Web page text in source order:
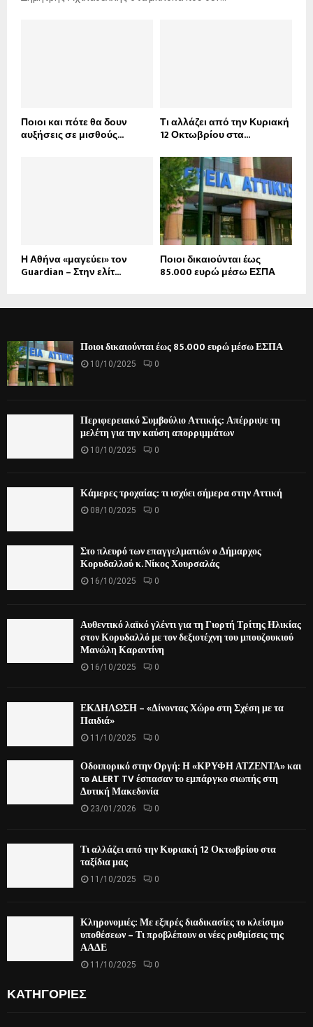
Ποιοι και πότε θα δουν
αυξήσεις σε μισθούς...
Τι αλλάζει από την Κυριακή
12 Οκτωβρίου στα...
Η Αθήνα «μαγεύει» τον
Guardian – Στην ελίτ...
Ποιοι δικαιούνται έως
85.000 ευρώ μέσω ΕΣΠΑ
Ποιοι δικαιούνται έως 85.000 ευρώ μέσω ΕΣΠΑ
10/10/2025 0
Περιφερειακό Συμβούλιο Αττικής: Απέρριψε τη
μελέτη για την καύση απορριμμάτων
10/10/2025 0
Κάμερες τροχαίας: τι ισχύει σήμερα στην Αττική
08/10/2025 0
Στο πλευρό των επαγγελματιών ο Δήμαρχος
Κορυδαλλού κ. Νίκος Χουρσαλάς
16/10/2025 0
Αυθεντικό λαϊκό γλέντι για τη Γιορτή Τρίτης Ηλικίας
στον Κορυδαλλό με τον δεξιοτέχνη του μπουζουκιού
Μανώλη Καραντίνη
16/10/2025 0
ΕΚΔΗΛΩΣΗ – «Δίνοντας Χώρο στη Σχέση με τα
Παιδιά»
11/10/2025 0
Οδοιπορικό στην Οργή: Η «ΚΡΥΦΗ ΑΤΖΕΝΤΑ» και
το ALERT TV έσπασαν το εμπάργκο σιωπής στη
Δυτική Μακεδονία
23/01/2026 0
Τι αλλάζει από την Κυριακή 12 Οκτωβρίου στα
ταξίδια μας
11/10/2025 0
Κληρονομιές: Με εξπρές διαδικασίες το κλείσιμο
υποθέσεων – Τι προβλέπουν οι νέες ρυθμίσεις της
ΑΑΔΕ
11/10/2025 0
ΚΑΤΗΓΟΡΙΕΣ